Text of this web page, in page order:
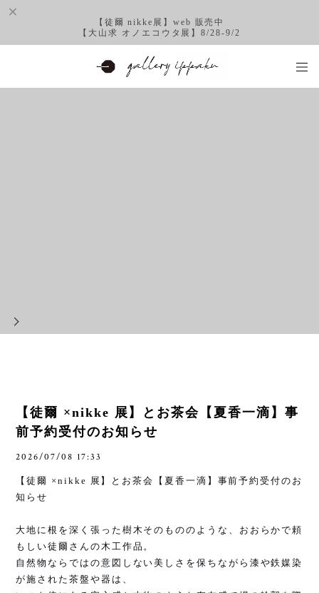
【徒爾 nikke展】web 販売中
【大山求 オノエコウタ展】8/28-9/2
【徒爾 ×nikke 展】とお茶会【夏香一滴】事
前予約受付のお知らせ
2026/07/08 17:33
【徒爾 ×nikke 展】とお茶会【夏香一滴】事前予約受付のお
知らせ
大地に根を深く張った樹木そのもののような、おおらかで頼
もしい徒爾さんの木工作品。
自然物ならではの意図しない美しさを保ちながら漆や鉄媒染
が施された茶盤や器は、